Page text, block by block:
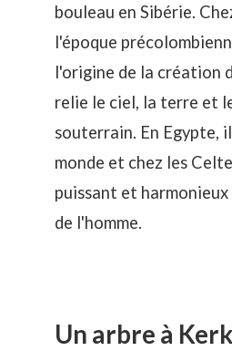
bouleau en Sibérie.
l'époque
l'origine de la création
relie le ciel, la terre et
souterrain. En Egypte,
monde et chez les
puissant et
de l'homme.
Un arbre à